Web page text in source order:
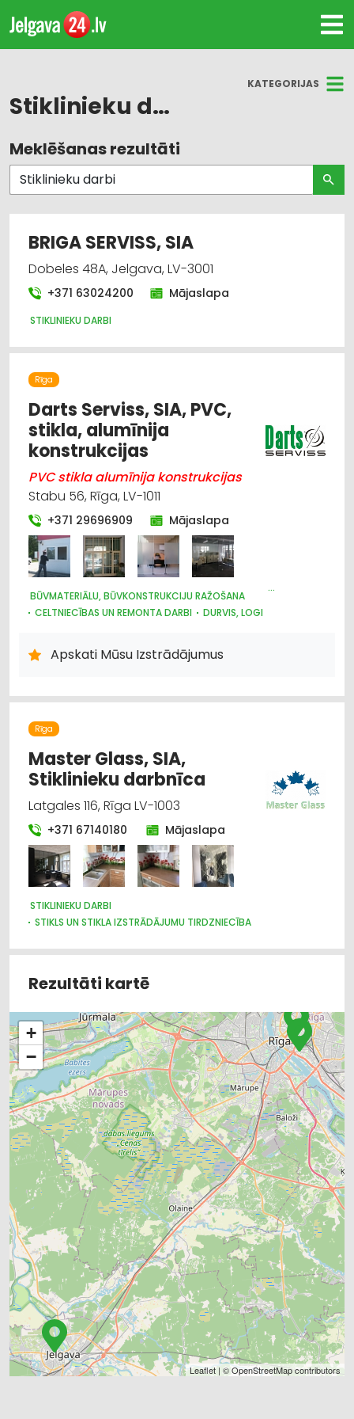
KATEGORIJAS
Stiklinieku darbi
Visas nozares
Stiklinieku darbi
Stikls un stikla izstrādājumu ražošana
Stikls un stikla izstrādājumu tirdzniecība
Celtniecības un remonta darbi
Plastmasas izstrādājumi
Meklēšanas rezultāti
BRIGA SERVISS, SIA
Dobeles 48A, Jelgava, LV-3001
+371 63024200 Mājaslapa
STIKLINIEKU DARBI
Rīga
Darts Serviss, SIA, PVC,
stikla, alumīnija
konstrukcijas
PVC stikla alumīnija konstrukcijas
Stabu 56, Rīga, LV-1011
+371 29696909 Mājaslapa
BŪVMATERIĀLU, BŪVKONSTRUKCIJU RAŽOŠANA
CELTNIECĪBAS UN REMONTA DARBI
DURVIS, LOGI
STIKLINIEKU DARBI
STIKLS UN STIKLA IZSTRĀDĀJUMU TIRDZNIECĪBA
Apskati Mūsu Izstrādājumus
Rīga
Master Glass, SIA,
Stiklinieku darbnīca
Latgales 116, Rīga LV-1003
+371 67140180 Mājaslapa
STIKLINIEKU DARBI
STIKLS UN STIKLA IZSTRĀDĀJUMU TIRDZNIECĪBA
Rezultāti kartē
+
−
Leaflet | ©OpenStreetMapcontributors